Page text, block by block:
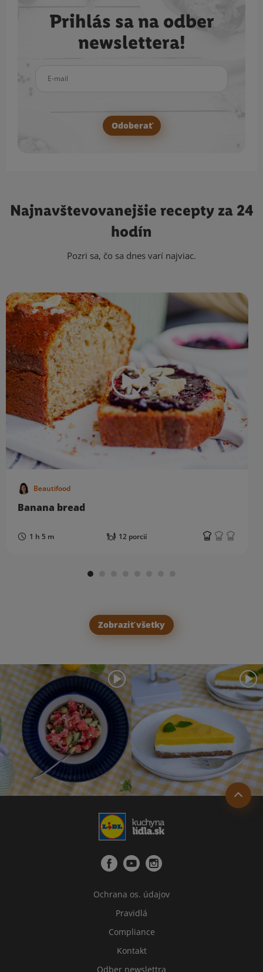
Prihlás sa na odber
newslettera!
Odoberať
Najnavštevovanejšie recepty za 24
hodín
Pozri sa, čo sa dnes varí najviac.
Beautifood
Banana bread
1 h 5 m 12 porcií
Zobraziť všetky
Ochrana os. údajov
Pravidlá
Compliance
Kontakt
Odber newslettra